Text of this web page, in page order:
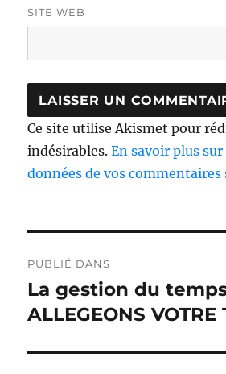
SITE WEB
Ce site utilise Akismet pour
indésirables.En savoir plus
données de vos
de
l’article
PUBLIÉ DANS
La gestion du
ALLEGEONS VOTRE